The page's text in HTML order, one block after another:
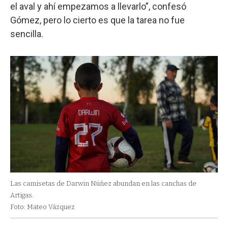
el aval y ahí empezamos a llevarlo”, confesó
Gómez, pero lo cierto es que la tarea no fue
sencilla.
Las camisetas de Darwin Núñez abundan en las canchas de
Artigas.
Foto: Mateo Vázquez